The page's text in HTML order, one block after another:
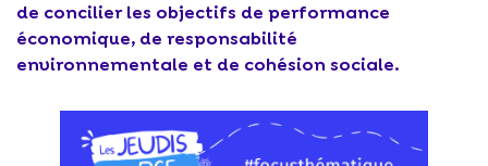
de concilier les objectifs de performance
économique, de responsabilité
environnementale et de cohésion sociale.